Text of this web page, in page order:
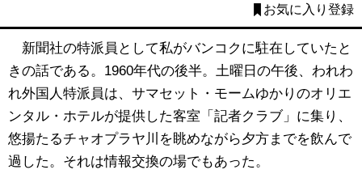
お気に入り登録
新聞社の特派員として私がバンコクに駐在していたと
きの話である。1960年代の後半。土曜日の午後、われわ
れ外国人特派員は、サマセット・モームゆかりのオリエ
ンタル・ホテルが提供した客室「記者クラブ」に集り、
悠揚たるチャオプラヤ川を眺めながら夕方までを飲んで
過した。それは情報交換の場でもあった。